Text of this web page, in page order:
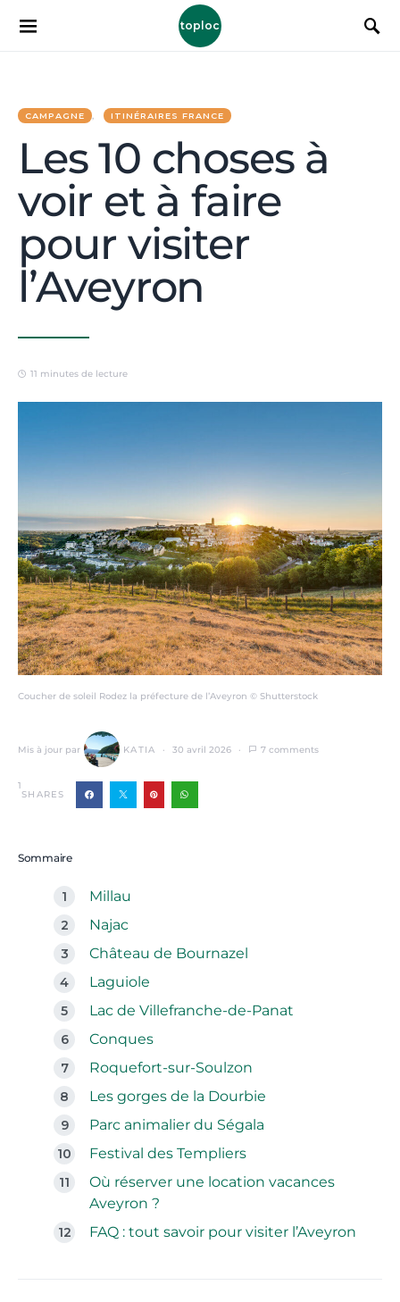
toploc
CAMPAGNE ITINÉRAIRES FRANCE
Les 10 choses à
voir et à faire
pour visiter
l’Aveyron
11 minutes de lecture
Coucher de soleil Rodez la préfecture de l’Aveyron © Shutterstock
Mis à jour par KATIA 30 avril 2026 7 comments
1
SHARES
Sommaire
Millau
Najac
Château de Bournazel
Laguiole
Lac de Villefranche-de-Panat
Conques
Roquefort-sur-Soulzon
Les gorges de la Dourbie
Parc animalier du Ségala
Festival des Templiers
Où réserver une location vacances
Aveyron ?
FAQ : tout savoir pour visiter l’Aveyron